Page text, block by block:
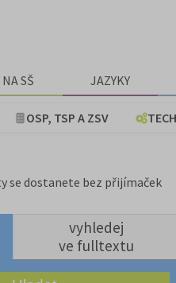
SŠ JAZYKY
OSP, TSP A ZSV
se dostanete bez přijímaček
vyhledej
ve fulltextu